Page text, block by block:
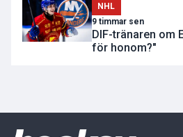
NHL
9 timmar sen
DIF-tränaren om
för honom?"